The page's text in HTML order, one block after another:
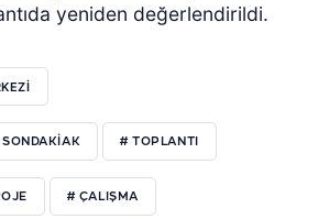
yeniden değerlendirildi.
# TOPLANTI
# ÇALIŞMA